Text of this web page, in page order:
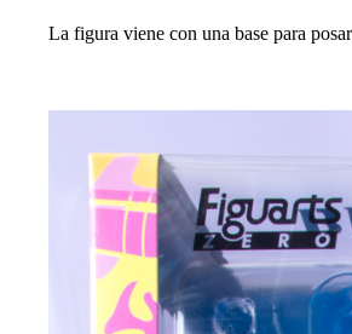
La figura viene con una base para